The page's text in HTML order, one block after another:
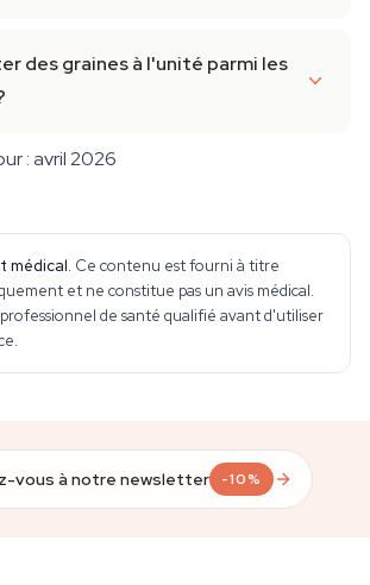
des graines à l'unité parmi les
: avril 2026
médical. Ce contenu est fourni à titre
et ne constitue pas un avis médical.
de santé qualifié avant d'utiliser
vous à notre newsletter -10%